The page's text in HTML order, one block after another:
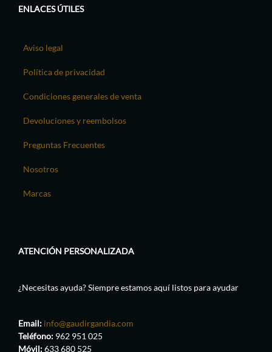
ENLACES ÚTILES
Aviso legal
Política de privacidad
Condiciones generales de venta
Devoluciones y reembolsos
Preguntas Frecuentes
Nosotros
Marcas
ATENCIÓN PERSONALIZADA
¿Necesitas ayuda? Siempre estamos aquí listos para ayudar
Email: info@gaudirgandia.com
Teléfono: 962 951 025
Móvil:633 680 525